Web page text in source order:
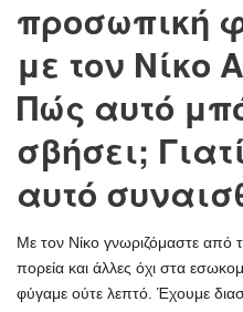
προσωπική
με τον Νίκο
Πώς αυτό
σβήσει;
αυτό
Με τον Νίκο γνωριζόμαστε από
πορεία και άλλες όχι στα
φύγαμε ούτε λεπτό. Έχουμε